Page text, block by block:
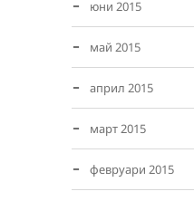
юни 2015
май 2015
април 2015
март 2015
февруари 2015